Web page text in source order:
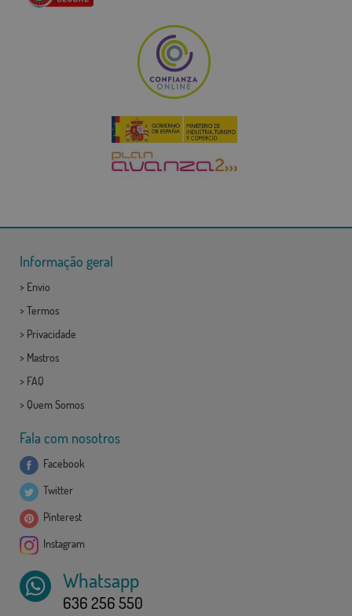
Informação geral
> Envio
> Termos
> Privacidade
> Mastros
> FAQ
> Quem Somos
Fala com nosotros
Facebook
Twitter
Pinterest
Instagram
Whatsapp
636 256 550